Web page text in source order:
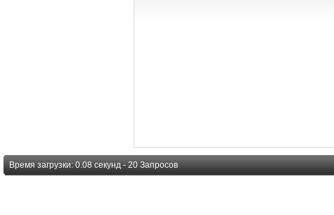
Время загрузки: 0.08 секунд - 20 Запросов